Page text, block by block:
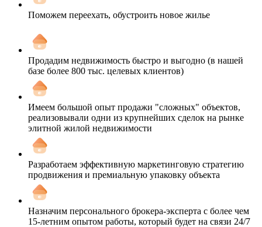
Поможем переехать, обустроить новое жилье
Продадим недвижимость быстро и выгодно (в нашей
базе более 800 тыс. целевых клиентов)
Имеем большой опыт продажи "сложных" объектов,
реализовывали одни из крупнейших сделок на рынке
элитной жилой недвижимости
Разработаем эффективную маркетинговую стратегию
продвижения и премиальную упаковку объекта
Назначим персонального брокера-эксперта с более чем
15-летним опытом работы, который будет на связи 24/7